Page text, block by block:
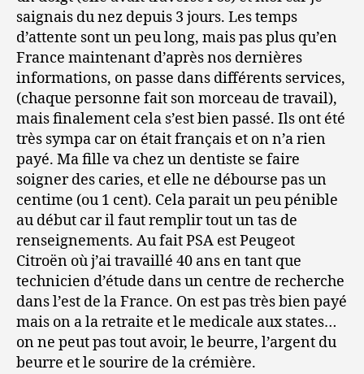
saignais du nez depuis 3 jours. Les temps
d’attente sont un peu long, mais pas plus qu’en
France maintenant d’après nos dernières
informations, on passe dans différents services,
(chaque personne fait son morceau de travail),
mais finalement cela s’est bien passé. Ils ont été
très sympa car on était français et on n’a rien
payé. Ma fille va chez un dentiste se faire
soigner des caries, et elle ne débourse pas un
centime (ou 1 cent). Cela parait un peu pénible
au début car il faut remplir tout un tas de
renseignements. Au fait PSA est Peugeot
Citroën où j’ai travaillé 40 ans en tant que
technicien d’étude dans un centre de recherche
dans l’est de la France. On est pas très bien payé
mais on a la retraite et le medicale aux states…
on ne peut pas tout avoir, le beurre, l’argent du
beurre et le sourire de la crémière.